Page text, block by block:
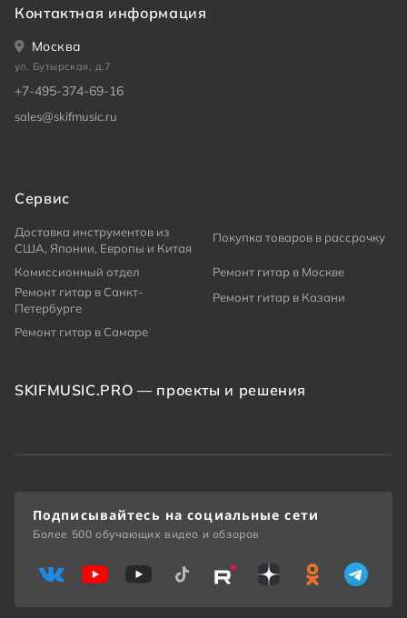
Контактная информация
Москва
ул. Бутырская, д.7
+7-495-374-69-16
sales@skifmusic.ru
Сервис
Доставка инструментов из
США, Японии, Европы и Китая
Покупка товаров в рассрочку
Комиссионный отдел
Ремонт гитар в Москве
Ремонт гитар в Санкт-
Петербурге
Ремонт гитар в Казани
Ремонт гитар в Самаре
SKIFMUSIC.PRO — проекты и решения
Подписывайтесь на социальные сети
Более 500 обучающих видео и обзоров